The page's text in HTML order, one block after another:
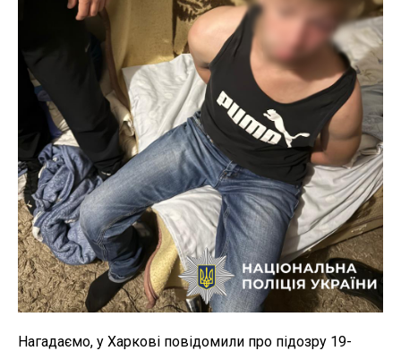
Нагадаємо, у Харкові повідомили про підозру 19-